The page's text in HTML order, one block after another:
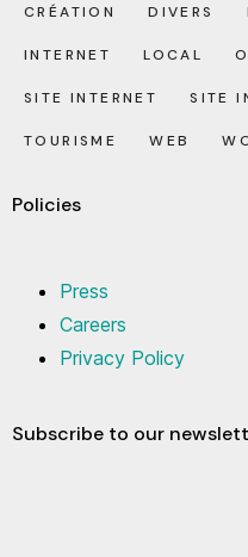
CRÉATION DIVERS
INTERNET LOCAL
SITE INTERNET SITE
TOURISME WEB
Policies
Press
Careers
Privacy Policy
Subscribe to our